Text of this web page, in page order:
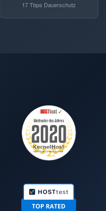
17 Tbps Dauerschutz